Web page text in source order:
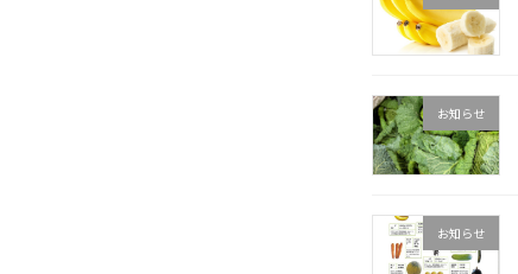
お知らせ
お知らせ